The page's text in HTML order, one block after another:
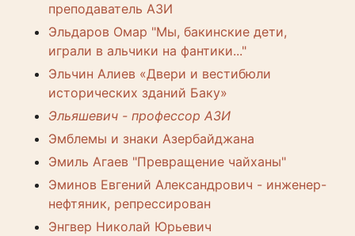
преподаватель АЗИ
Эльдаров Омар "Мы, бакинские дети,
играли в альчики на фантики..."
Эльчин Алиев «Двери и вестибюли
исторических зданий Баку»
Эльяшевич - профессор АЗИ
Эмблемы и знаки Азербайджана
Эмиль Агаев "Превращение чайханы"
Эминов Евгений Александрович - инженер-
нефтяник, репрессирован
Энгвер Николай Юрьевич